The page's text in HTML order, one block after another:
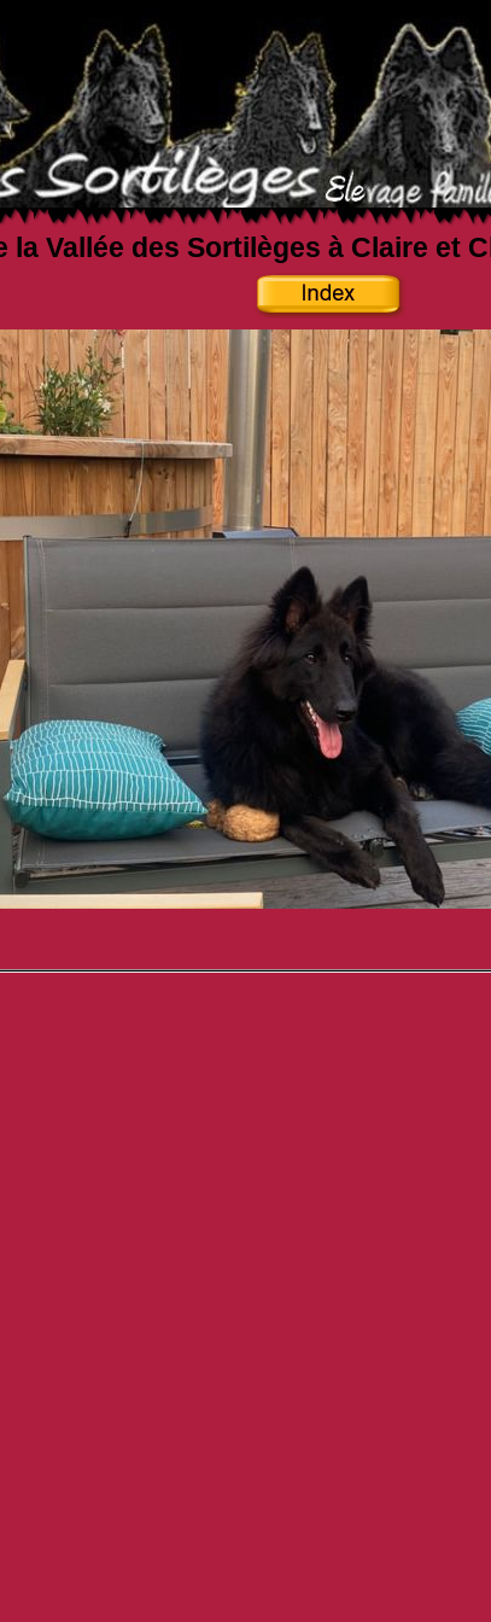
la Vallée des Sortilèges à Claire et